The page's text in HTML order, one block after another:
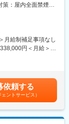
性能向上、新規製
1時間で通って頂け
です。現在累計約
、3年で更に技術開
事業開発」「体制
工事の施工管理業
外の外販も伸びて
ず、バイオマス発
案件に携わることが
工事をする職人さ
：屋内全面禁煙＜
、君津市、市原市、
内全面禁煙変更の
月給制補足事項なし
円＜月給＞
円・35歳：
でも目安の金額で
す。月給(月額)は固定
依頼する
ェントサービス）